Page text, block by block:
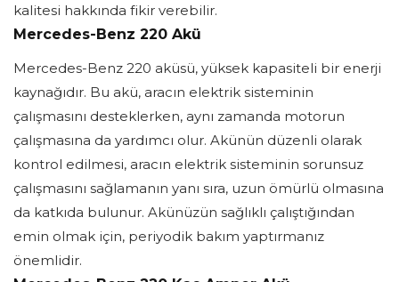
kalitesi hakkında fikir verebilir.
Mercedes-Benz 220 Akü
Mercedes-Benz 220 aküsü, yüksek kapasiteli bir enerji
kaynağıdır. Bu akü, aracın elektrik sisteminin
çalışmasını desteklerken, aynı zamanda motorun
çalışmasına da yardımcı olur. Akünün düzenli olarak
kontrol edilmesi, aracın elektrik sisteminin sorunsuz
çalışmasını sağlamanın yanı sıra, uzun ömürlü olmasına
da katkıda bulunur. Akünüzün sağlıklı çalıştığından
emin olmak için, periyodik bakım yaptırmanız
önemlidir.